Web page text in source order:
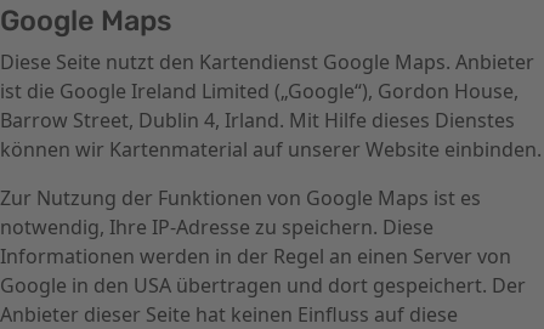
Google Maps
Diese Seite nutzt den Kartendienst Google Maps. Anbieter
ist die Google Ireland Limited („Google“), Gordon House,
Barrow Street, Dublin 4, Irland. Mit Hilfe dieses Dienstes
können wir Kartenmaterial auf unserer Website einbinden.
Zur Nutzung der Funktionen von Google Maps ist es
notwendig, Ihre IP-Adresse zu speichern. Diese
Informationen werden in der Regel an einen Server von
Google in den USA übertragen und dort gespeichert. Der
Anbieter dieser Seite hat keinen Einfluss auf diese